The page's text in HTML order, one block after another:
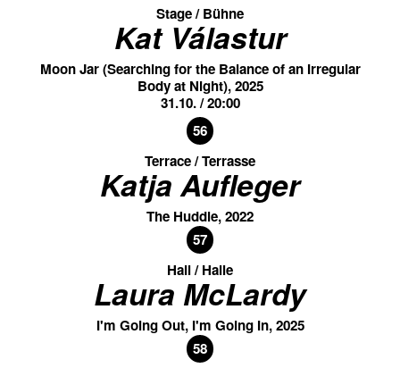
Stage / Bühne
Kat Válastur
Moon Jar (Searching for the Balance of an Irregular
Body at Night), 2025
31.10. / 20:00
56
Terrace / Terrasse
Katja Aufleger
The Huddle, 2022
57
Hall / Halle
Laura McLardy
I'm Going Out, I'm Going In, 2025
58